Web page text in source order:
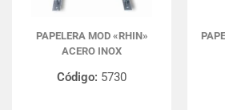
PAPELERA MOD «RHIN»
ACERO INOX
Código: 5730